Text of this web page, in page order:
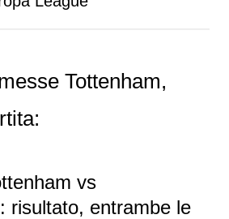
Tottenham,
vs
risultato, entrambe le